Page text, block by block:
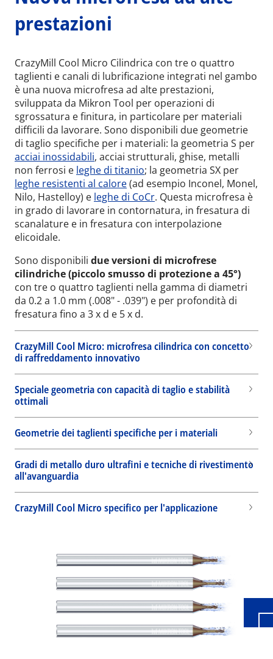
prestazioni
CrazyMill Cool Micro Cilindrica con tre o quattro
taglienti e canali di lubrificazione integrati nel gambo
è una nuova microfresa ad alte prestazioni,
sviluppata da Mikron Tool per operazioni di
sgrossatura e finitura, in particolare per materiali
difficili da lavorare. Sono disponibili due geometrie
di taglio specifiche per i materiali: la geometria S per
acciai inossidabili, acciai strutturali, ghise, metalli
non ferrosi e leghe di titanio; la geometria SX per
leghe resistenti al calore(ad esempio Inconel, Monel,
Nilo, Hastelloy) e leghe di CoCr. Questa microfresa è
in grado di lavorare in contornatura, in fresatura di
scanalature e in fresatura con interpolazione
elicoidale.
Sono disponibili due versioni di microfrese
cilindriche (piccolo smusso di protezione a 45°)
con tre o quattro taglienti nella gamma di diametri
da 0.2 a 1.0 mm (.008" - .039") e per profondità di
fresatura fino a 3 x d e 5 x d.
CrazyMill Cool Micro: microfresa cilindrica con concetto
di raffreddamento innovativo
Speciale geometria con capacità di taglio e stabilità
ottimali
Geometrie dei taglienti specifiche per i materiali
Gradi di metallo duro ultrafini e tecniche di rivestimento
all'avanguardia
CrazyMill Cool Micro specifico per l'applicazione